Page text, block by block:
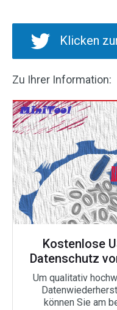
Klicken
Zu Ihrer Information:
Kostenlose
Datenschutz
Um qualitativ
können Sie am